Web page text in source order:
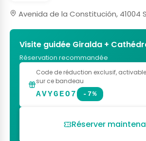
Avenida de la Constitución, 41004
Visite guidée Giralda +
Réservation recommandée
Code de réduction exclusif,
sur ce bandeau
AVYGEO7 -7%
Réserver